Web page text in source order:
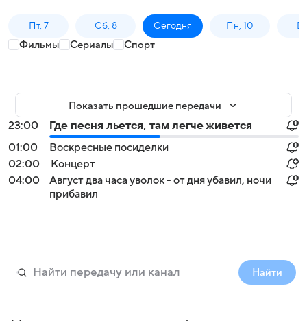
Пт, 7 Сб, 8 Сегодня Пн, 10
Фильмы Сериалы Спорт
Показать прошедшие передачи
23:00
Где песня льется, там легче живется
01:00
Воскресные посиделки
02:00
Концерт
04:00
Август два часа уволок - от дня убавил, ночи
прибавил
Найти